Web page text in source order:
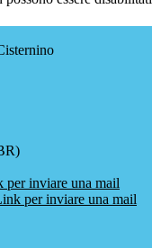
per inviare una mail
per inviare una mail